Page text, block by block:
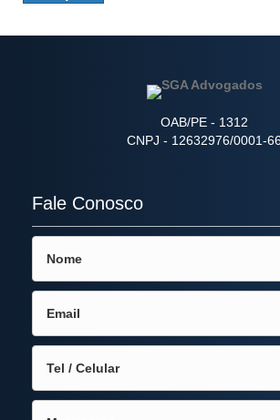
OAB/PE - 1312
CNPJ - 12632976/0001-
Fale Conosco